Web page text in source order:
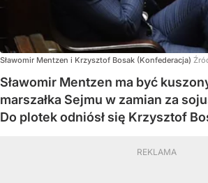
Sławomir Mentzen i Krzysztof Bosak (Konfederacja)
Sławomir Mentzen ma być
marszałka Sejmu w zamian za
Do plotek odniósł się Krzysztof